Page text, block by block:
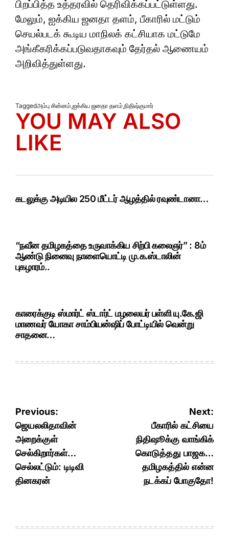
பிறப்பித்த உத்தரவில் தெரிவிக்கப்பட்டுள்ளது.
மேலும், ஐக்கிய ஜனதா தளம், பீகாரில் மட்டும்
செயல்படக் கூடிய மாநிலக் கட்சியாக மட்டுமே
அங்கீகரிக்கப்படுவதாகவும் தேர்தல் ஆணையம்
அறிவித்துள்ளது.
Taggedஅம்பு சின்னம்,ஐக்கிய ஜனதா தளம்,நிதிஷ்குமார்
YOU MAY ALSO
LIKE
கடலுக்கு அடியில 250 மீட்டர் ஆழத்தில் ரவுண்டானா…
“நவீன தமிழகத்தை உருவாக்கிய சிற்பி கலைஞர்” : 8ம்
ஆண்டு நினைவு நாளையொட்டி மு.க.ஸ்டாலின்
புகழாரம்..
காரைக்குடி ஸ்மார்ட் ஸ்டார்ட் மழலையர் பள்ளி யு.கே.ஜி
மாணவர் யோகா சாம்பியன்ஷிப் போட்டியில் வென்று
சாதனை…
Post
navigation
Previous:
ஜெயலலிதாவின்
அறைக்குள்
செல்கிறார்கள்…
செல்லட்டும்: டிடிவி
தினகரன்
Next:
பீகாரில் கட்சியை
நிதிஷூக்கு வாங்கிக்
கொடுத்தது பாஜக…
தமிழகத்தில் என்ன
நடக்கப் போகுதோ!